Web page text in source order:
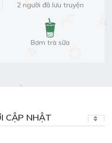
2 người đã lưu truyện
Bơm trà sữa
CẬP NHẬT